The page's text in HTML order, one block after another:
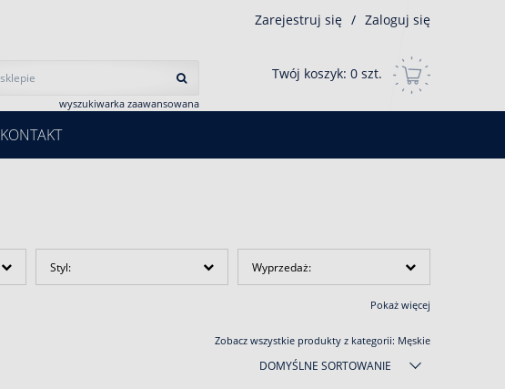
wyszukiwarka zaawansowana
Zarejestruj się / Zaloguj się
Twój koszyk: 0 szt.
KONTAKT
Styl: Wyprzedaż:
Pokaż więcej
Zobacz wszystkie produkty z kategorii: Męskie
DOMYŚLNE SORTOWANIE